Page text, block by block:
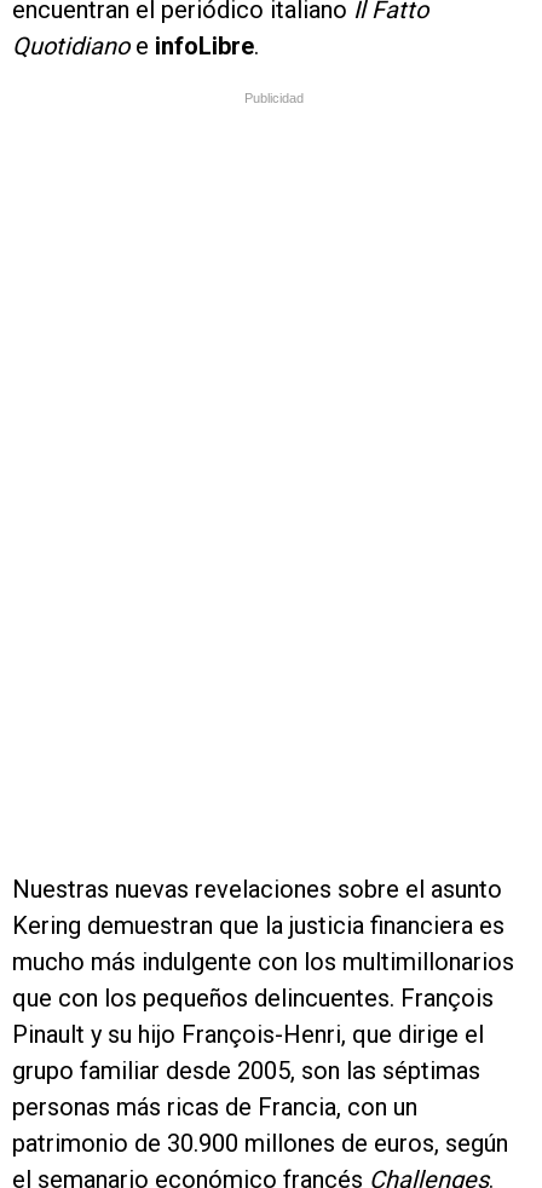
encuentran el periódico italiano Il Fatto
Quotidiano e infoLibre.
Publicidad
Nuestras nuevas revelaciones sobre el asunto
Kering demuestran que la justicia financiera es
mucho más indulgente con los multimillonarios
que con los pequeños delincuentes. François
Pinault y su hijo François-Henri, que dirige el
grupo familiar desde 2005, son las séptimas
personas más ricas de Francia, con un
patrimonio de 30.900 millones de euros, según
el semanario económico francés Challenges.